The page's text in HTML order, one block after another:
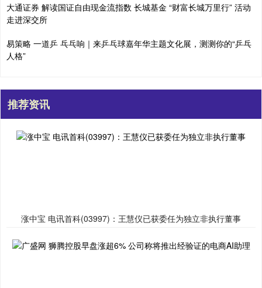
大通证券 解读国证自由现金流指数 长城基金 “财富长城万里行” 活动
走进深交所
易策略 一道乒 乓乓响｜来乒乓球嘉年华主题文化展，测测你的“乒乓
人格”
推荐资讯
涨中宝 电讯首科(03997)：王慧仪已获委任为独立非执行董事